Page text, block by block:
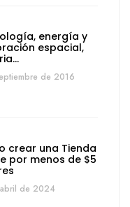
energía y
espacial,
de 2016
crear una Tienda
por menos de $5
de 2024